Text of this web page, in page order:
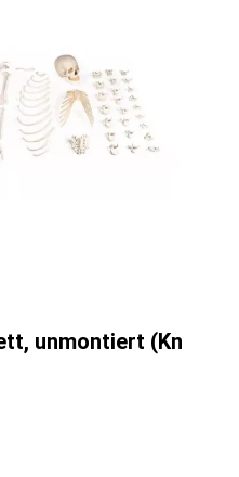
unmontiert